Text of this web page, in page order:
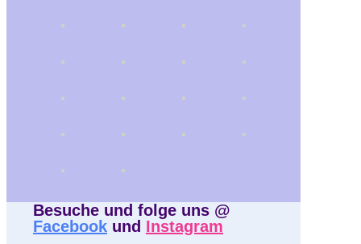
Besuche und folge uns @
Facebook und Instagram